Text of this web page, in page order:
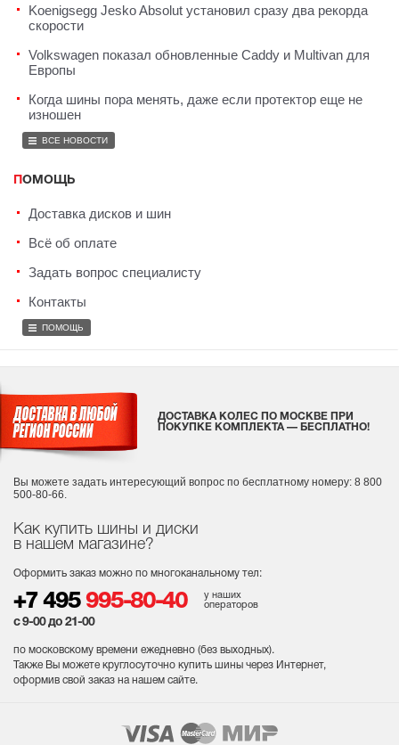
Koenigsegg Jesko Absolut установил сразу два рекорда
скорости
Volkswagen показал обновленные Caddy и Multivan для
Европы
Когда шины пора менять, даже если протектор еще не
изношен
ВСЕ НОВОСТИ
ПОМОЩЬ
Доставка дисков и шин
Всё об оплате
Задать вопрос специалисту
Контакты
ПОМОЩЬ
Как купить шины и диски
в нашем магазине?
Оформить заказ можно по многоканальному тел:
+7 495 995-80-40
у наших
операторов
с 9-00 до 21-00
по московскому времени ежедневно (без выходных).
Также Вы можете круглосуточно купить шины через Интернет,
оформив свой заказ на нашем сайте.
ДОСТАВКА КОЛЕС ПО МОСКВЕ ПРИ
ПОКУПКЕ КОМПЛЕКТА — БЕСПЛАТНО!
Вы можете задать интересующий вопрос по бесплатному номеру: 8 800
500-80-66.